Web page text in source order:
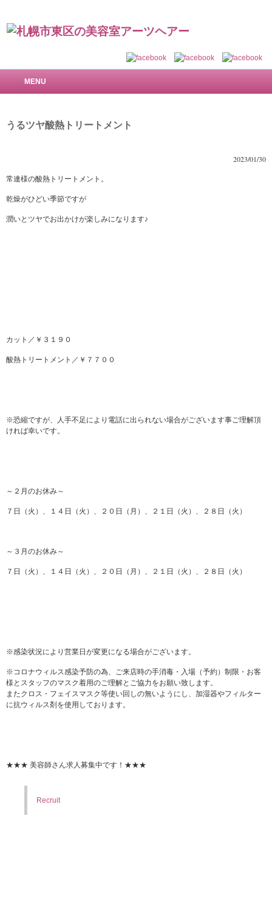
MENU
うるツヤ酸熱トリートメント
2023/01/30
常連様の酸熱トリートメント。
乾燥がひどい季節ですが
潤いとツヤでお出かけが楽しみになります♪
カット／￥３１９０
酸熱トリートメント／￥７７００
※恐縮ですが、人手不足により電話に出られない場合がございます事ご理解頂
ければ幸いです。
～２月のお休み～
７日（火）、１４日（火）、２０日（月）、２１日（火）、２８日（火）
～３月のお休み～
７日（火）、１４日（火）、２０日（月）、２１日（火）、２８日（火）
※感染状況により営業日が変更になる場合がございます。
※コロナウィルス感染予防の為、ご来店時の手消毒・入場（予約）制限・お客
様とスタッフのマスク着用のご理解とご協力をお願い致します。
またクロス・フェイスマスク等使い回しの無いようにし、加湿器やフィルター
に抗ウィルス剤を使用しております。
★★★ 美容師さん求人募集中です！★★★
Recruit